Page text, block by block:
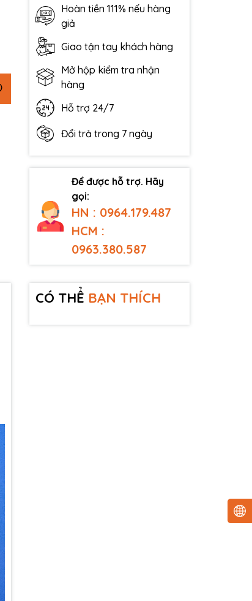
Hoàn tiền 111% nếu hàng
giả
Giao tận tay khách hàng
Mở hộp kiểm tra nhận
hàng
Hỗ trợ 24/7
Đổi trả trong 7 ngày
Để được hỗ trợ. Hãy
gọi:
HN : 0964.179.487
HCM :
0963.380.587
CÓ THỂ BẠN THÍCH